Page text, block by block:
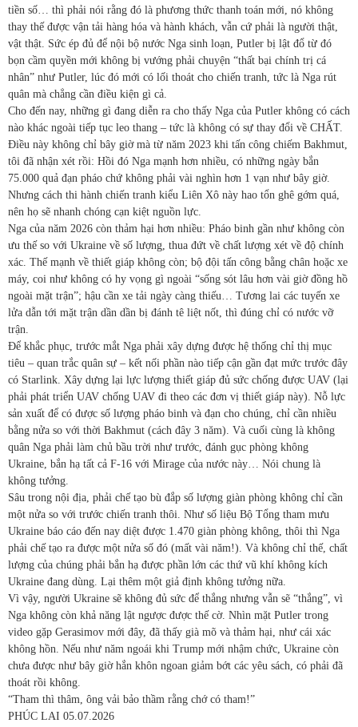
tiền số… thì phải nói rằng đó là phương thức thanh toán mới, nó không
thay thế được vận tải hàng hóa và hành khách, vẫn cứ phải là người thật,
vật thật. Sức ép đủ để nội bộ nước Nga sinh loạn, Putler bị lật đổ từ đó
bọn cầm quyền mới không bị vướng phải chuyện “thất bại chính trị cá
nhân” như Putler, lúc đó mới có lối thoát cho chiến tranh, tức là Nga rút
quân mà chẳng cần điều kiện gì cả.
Cho đến nay, những gì đang diễn ra cho thấy Nga của Putler không có cách
nào khác ngoài tiếp tục leo thang – tức là không có sự thay đổi về CHẤT.
Điều này không chỉ bây giờ mà từ năm 2023 khi tấn công chiếm Bakhmut,
tôi đã nhận xét rồi: Hồi đó Nga mạnh hơn nhiều, có những ngày bắn
75.000 quả đạn pháo chứ không phải vài nghìn hơn 1 vạn như bây giờ.
Nhưng cách thi hành chiến tranh kiểu Liên Xô này hao tổn ghê gớm quá,
nên họ sẽ nhanh chóng cạn kiệt nguồn lực.
Nga của năm 2026 còn thảm hại hơn nhiều: Pháo binh gần như không còn
ưu thế so với Ukraine về số lượng, thua đứt về chất lượng xét về độ chính
xác. Thế mạnh về thiết giáp không còn; bộ đội tấn công bằng chân hoặc xe
máy, coi như không có hy vọng gì ngoài “sống sót lâu hơn vài giờ đồng hồ
ngoài mặt trận”; hậu cần xe tải ngày càng thiếu… Tương lai các tuyến xe
lửa dẫn tới mặt trận dần dần bị đánh tê liệt nốt, thì đúng chỉ có nước vỡ
trận.
Để khắc phục, trước mắt Nga phải xây dựng được hệ thống chỉ thị mục
tiêu – quan trắc quân sự – kết nối phần nào tiếp cận gần đạt mức trước đây
có Starlink. Xây dựng lại lực lượng thiết giáp đủ sức chống được UAV (lại
phải phát triển UAV chống UAV đi theo các đơn vị thiết giáp này). Nỗ lực
sản xuất để có được số lượng pháo binh và đạn cho chúng, chỉ cần nhiều
bằng nửa so với thời Bakhmut (cách đây 3 năm). Và cuối cùng là không
quân Nga phải làm chủ bầu trời như trước, đánh gục phòng không
Ukraine, bắn hạ tất cả F-16 với Mirage của nước này… Nói chung là
không tưởng.
Sâu trong nội địa, phải chế tạo bù đắp số lượng giàn phòng không chỉ cần
một nửa so với trước chiến tranh thôi. Như số liệu Bộ Tổng tham mưu
Ukraine báo cáo đến nay diệt được 1.470 giàn phòng không, thôi thì Nga
phải chế tạo ra được một nửa số đó (mất vài năm!). Và không chỉ thế, chất
lượng của chúng phải bắn hạ được phần lớn các thứ vũ khí không kích
Ukraine đang dùng. Lại thêm một giả định không tưởng nữa.
Vì vậy, người Ukraine sẽ không đủ sức để thắng nhưng vẫn sẽ “thắng”, vì
Nga không còn khả năng lật ngược được thế cờ. Nhìn mặt Putler trong
video gặp Gerasimov mới đây, đã thấy già mõ và thảm hại, như cái xác
không hồn. Nếu như năm ngoái khi Trump mới nhậm chức, Ukraine còn
chưa được như bây giờ hắn khôn ngoan giảm bớt các yêu sách, có phải đã
thoát rồi không.
“Tham thì thâm, ông vải bảo thầm rằng chớ có tham!”
PHÚC LAI 05.07.2026